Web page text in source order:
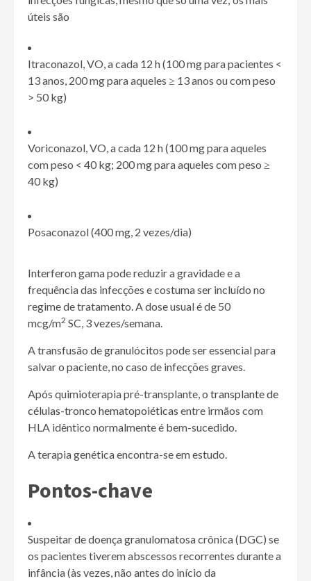
úteis são
Itraconazol, VO, a cada 12 h (100 mg para pacientes <
13 anos, 200 mg para aqueles ≥ 13 anos ou com peso
> 50 kg)
Voriconazol, VO, a cada 12 h (100 mg para aqueles
com peso < 40 kg; 200 mg para aqueles com peso ≥
40 kg)
Posaconazol (400 mg, 2 vezes/dia)
Interferon gama pode reduzir a gravidade e a
frequência das infecções e costuma ser incluído no
regime de tratamento. A dose usual é de 50
mcg/m2 SC, 3 vezes/semana.
A transfusão de granulócitos pode ser essencial para
salvar o paciente, no caso de infecções graves.
Após quimioterapia pré-transplante, o transplante de
células-tronco hematopoiéticas entre irmãos com
HLA idêntico normalmente é bem-sucedido.
A terapia genética encontra-se em estudo.
Pontos-chave
Suspeitar de doença granulomatosa crônica (DGC) se
os pacientes tiverem abscessos recorrentes durante a
infância (às vezes, não antes do início da